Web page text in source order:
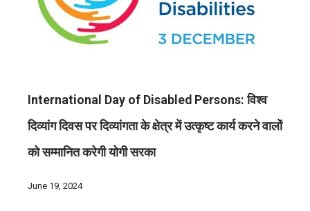
International Day of Disabled Persons: विश्व
दिव्यांग दिवस पर दिव्यांगता के क्षेत्र में उत्कृष्ट कार्य करने वालों
को सम्मानित करेगी योगी सरका
June 19, 2024